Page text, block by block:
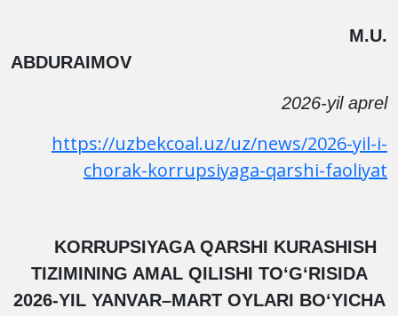
M.U.
ABDURAIMOV
2026-yil aprel
https://uzbekcoal.uz/uz/news/2026-yil-i-
chorak-korrupsiyaga-qarshi-faoliyat
KORRUPSIYAGA QARSHI KURASHISH
TIZIMINING AMAL QILISHI TO‘G‘RISIDA
2026-YIL YANVAR–MART OYLARI BO‘YICHA